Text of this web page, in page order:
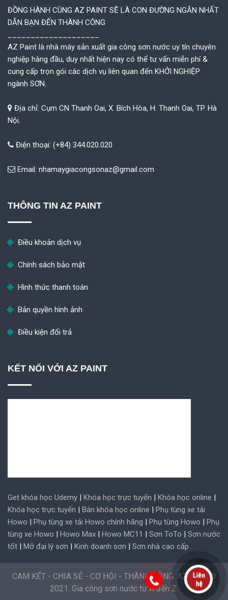
ĐỒNG HÀNH CÙNG AZ PAINT SẼ LÀ CON ĐƯỜNG NGẮN NHẤT
DẪN BẠN ĐẾN THÀNH CÔNG
AZ Paint là nhà máy sản xuất gia công sơn nước uy tín chuyên
nghiệp hàng đầu, duy nhất hiện nay có thể tư vấn miễn phí &
cung cấp trọn gói các dịch vụ liên quan đến KHỞI NGHIỆP
ngành SƠN.
Địa chỉ: Cụm CN Thanh Oai, X. Bích Hòa, H. Thanh Oai, TP. Hà
Nội.
Điện thoại: (+84) 344.020.020
Email: nhamaygiacongsonaz@gmail.com
THÔNG TIN AZ PAINT
Điều khoản dịch vụ
Chính sách bảo mật
Hình thức thanh toán
Bản quyền hình ảnh
Điều kiện đổi trả
KẾT NỐI VỚI AZ PAINT
Get khóa học Udemy | Khóa học trực tuyến | Khóa học online |
Khóa học trực tuyến | Bán khóa học online | Phụ tùng xe tải
Howo | Phụ tùng xe tải Howo chính hãng | Phụ tùng Howo | Phụ
tùng xe Howo | Howo Max | Howo MC11 | Sơn ToTo | Sơn nước
tốt | Mở đại lý sơn | Kinh doanh sơn | Sơn nhà cao cấp
CAM KẾT - CHIA SẺ - CƠ HỘI - THÀNH CÔNG. AZ Paint ©
2021. Gia công sơn nước từ A đến Z.